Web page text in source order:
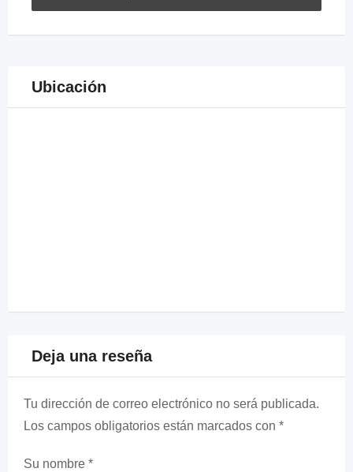
Ubicación
Deja una reseña
Tu dirección de correo electrónico no será publicada.
Los campos obligatorios están marcados con *
Su nombre *